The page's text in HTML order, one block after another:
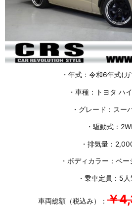
・年式：令和6年式(
・車種：トヨタ ハ
・グレード：スー
・駆動式：
・排気量：
・ボディカラー：ベ
・乗車定員：5人
車両総額（税込み）：￥